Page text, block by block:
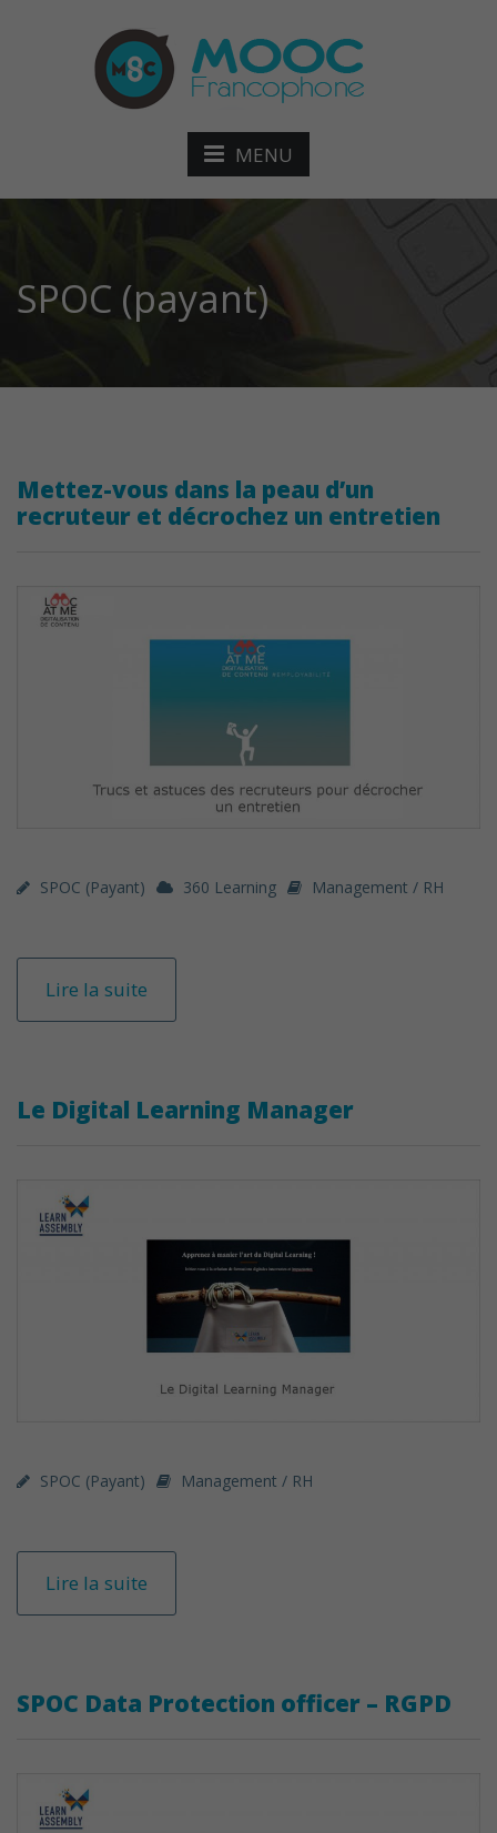
MENU
SPOC (payant)
Mettez-vous dans la peau d’un
recruteur et décrochez un entretien
SPOC (payant) 360 Learning Management / RH
Lire la suite
Le Digital Learning Manager
SPOC (payant) Management / RH
Lire la suite
SPOC Data Protection officer – RGPD